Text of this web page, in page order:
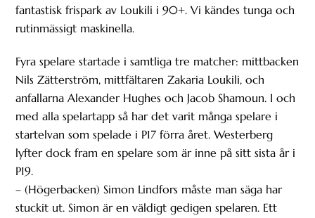
fantastisk frispark av Loukili i 90+. Vi kändes tunga och
rutinmässigt maskinella.
Fyra spelare startade i samtliga tre matcher: mittbacken
Nils Zätterström, mittfältaren Zakaria Loukili, och
anfallarna Alexander Hughes och Jacob Shamoun. I och
med alla spelartapp så har det varit många spelare i
startelvan som spelade i P17 förra året. Westerberg
lyfter dock fram en spelare som är inne på sitt sista år i
P19.
– (Högerbacken) Simon Lindfors måste man säga har
stuckit ut. Simon är en väldigt gedigen spelaren. Ett